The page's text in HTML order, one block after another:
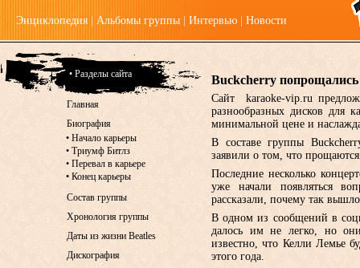
Энциклопедия Альбомы группы Интервью Новости
Buckcherry попрощались
Сайт karaoke-vip.ru
разнообразных дисков для
минимальной цене и
В составе группы
заявили о том, что
Последние несколько
уже начали появляться
рассказали, почему так
В одном из сообщений в
далось им не легко, но
известно, что Келли Лемье
этого года.
• Разделы сайта
Главная
Биография
• Начало карьеры
• Триумф Битлз
• Перевал в карьере
• Конец карьеры
Состав группы
Хронология группы
Даты из жизни Beatles
Дискография